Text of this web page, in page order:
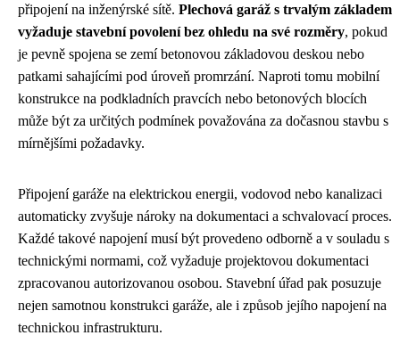
připojení na inženýrské sítě. Plechová garáž s trvalým základem
vyžaduje stavební povolení bez ohledu na své rozměry, pokud
je pevně spojena se zemí betonovou základovou deskou nebo
patkami sahajícími pod úroveň promrzání. Naproti tomu mobilní
konstrukce na podkladních pravcích nebo betonových blocích
může být za určitých podmínek považována za dočasnou stavbu s
mírnějšími požadavky.
Připojení garáže na elektrickou energii, vodovod nebo kanalizaci
automaticky zvyšuje nároky na dokumentaci a schvalovací proces.
Každé takové napojení musí být provedeno odborně a v souladu s
technickými normami, což vyžaduje projektovou dokumentaci
zpracovanou autorizovanou osobou. Stavební úřad pak posuzuje
nejen samotnou konstrukci garáže, ale i způsob jejího napojení na
technickou infrastrukturu.